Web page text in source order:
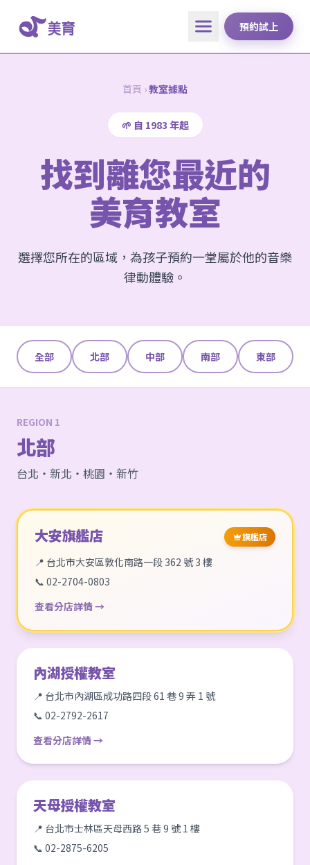
預約試上
首頁 ›教室據點
🌱 自 1983 年起
找到離您最近的
美育教室
選擇您所在的區域，為孩子預約一堂屬於他的音樂
律動體驗。
全部 北部 中部 南部 東部
REGION 1
北部
台北・新北・桃園・新竹
大安旗艦店 旗艦店
📍 台北市大安區敦化南路一段 362 號 3 樓
📞 02-2704-0803
查看分店詳情 →
內湖授權教室
📍 台北市內湖區成功路四段 61 巷 9 弄 1 號
📞 02-2792-2617
查看分店詳情 →
天母授權教室
📍 台北市士林區天母西路 5 巷 9 號 1 樓
📞 02-2875-6205